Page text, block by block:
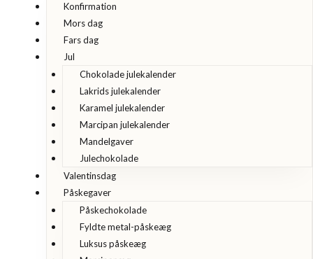
Konfirmation
Mors dag
Fars dag
Jul
Chokolade julekalender
Lakrids julekalender
Karamel julekalender
Marcipan julekalender
Mandelgaver
Julechokolade
Valentinsdag
Påskegaver
Påskechokolade
Fyldte metal-påskeæg
Luksus påskeæg